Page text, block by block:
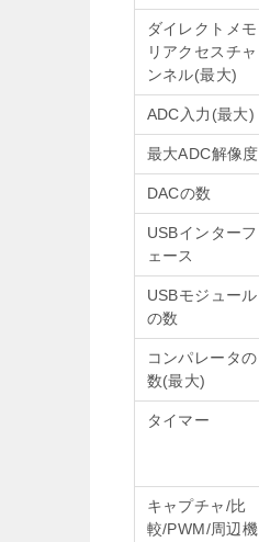
ダイレクトメモ
リアクセスチャ
ンネル(最大)
ADC入力(最大)
最大ADC解像度
DACの数
USBインターフ
ェース
USBモジュール
の数
コンパレータの
数(最大)
タイマー
キャプチャ/比
較/PWM/周辺機